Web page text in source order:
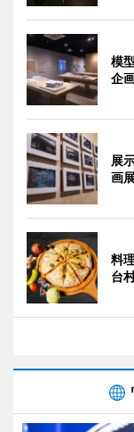
模
企
展
画
料
台